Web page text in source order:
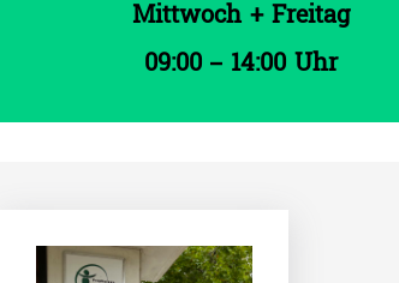
Mittwoch + Freitag
09:00 – 14:00 Uhr